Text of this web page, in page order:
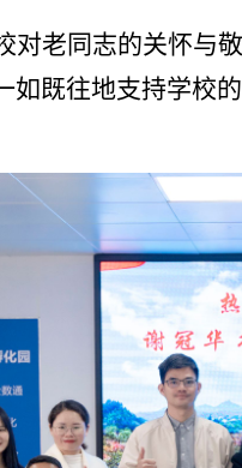
对老同志的关怀与
如既往地支持学校